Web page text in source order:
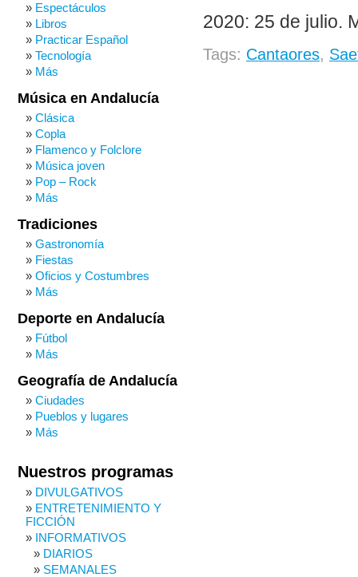
2020: 25 de julio.
Tags: Cantaores,
Espectáculos
Libros
Practicar Español
Tecnología
Más
Música en Andalucía
Clásica
Copla
Flamenco y Folclore
Música joven
Pop – Rock
Más
Tradiciones
Gastronomía
Fiestas
Oficios y Costumbres
Más
Deporte en Andalucía
Fútbol
Más
Geografía de Andalucía
Ciudades
Pueblos y lugares
Más
Nuestros programas
DIVULGATIVOS
ENTRETENIMIENTO Y
FICCIÓN
INFORMATIVOS
DIARIOS
SEMANALES